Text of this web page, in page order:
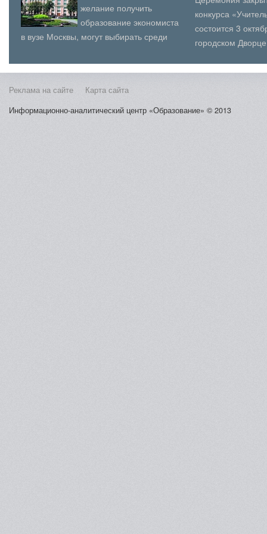
желание получить
образование экономиста
в вузе Москвы, могут выбирать среди
чрезвычайно востр...
конкурса
состоится 3
городском
Косыг...
Реклама на сайте
Карта сайта
Информационно-аналитический центр «Образование» © 2013